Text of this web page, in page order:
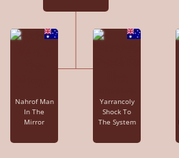
Nahrof Man
In The
Mirror
Yarrancoly
Shock To
The System